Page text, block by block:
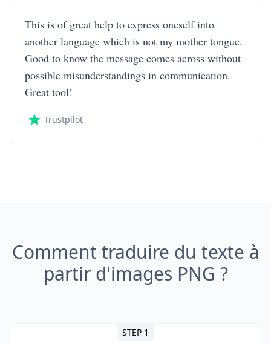
This is of great help to express oneself into
another language which is not my mother tongue.
Good to know the message comes across without
possible misunderstandings in communication.
Great tool!
Trustpilot
Comment traduire du texte à
partir d'images PNG ?
STEP 1